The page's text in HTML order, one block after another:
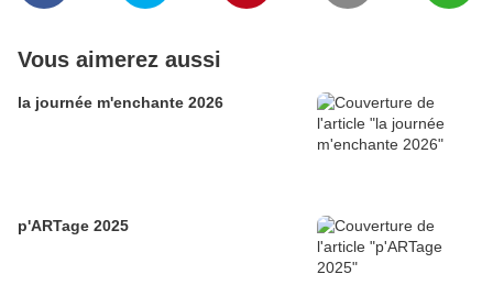
Vous aimerez aussi
la journée m'enchante 2026
p'ARTage 2025